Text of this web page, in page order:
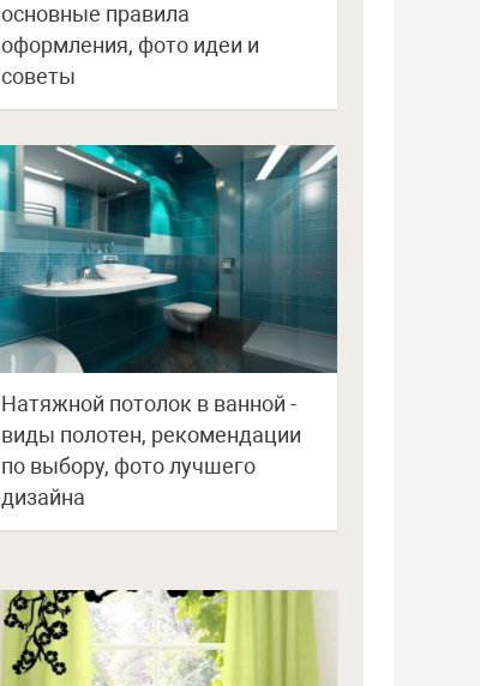
основные правила
оформления, фото идеи и
советы
Натяжной потолок в ванной -
виды полотен, рекомендации
по выбору, фото лучшего
дизайна